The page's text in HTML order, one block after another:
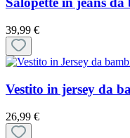
39,99 €
Vestito in jersey da
26,99 €